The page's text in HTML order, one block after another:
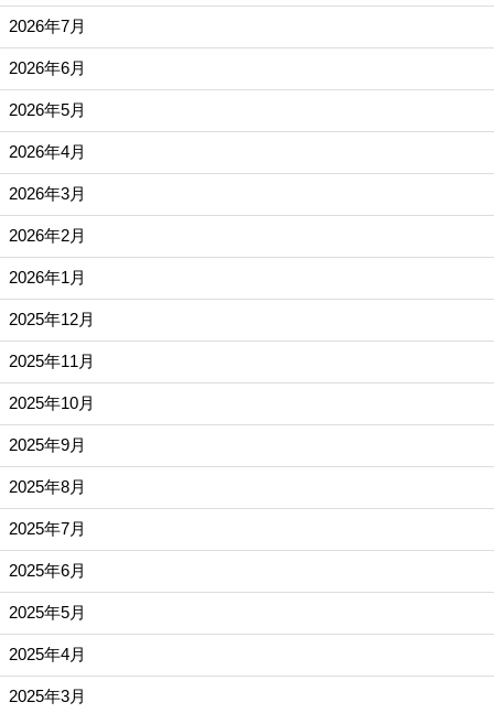
2026年7月
2026年6月
2026年5月
2026年4月
2026年3月
2026年2月
2026年1月
2025年12月
2025年11月
2025年10月
2025年9月
2025年8月
2025年7月
2025年6月
2025年5月
2025年4月
2025年3月